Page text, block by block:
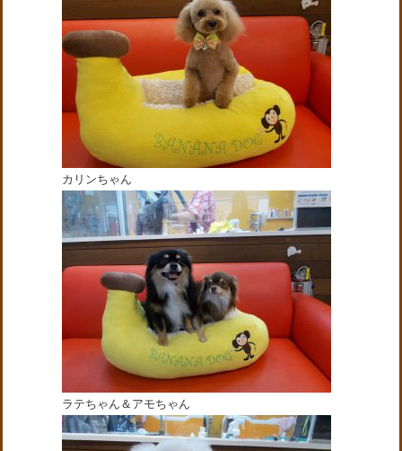
カリンちゃん
ラテちゃん＆アモちゃん